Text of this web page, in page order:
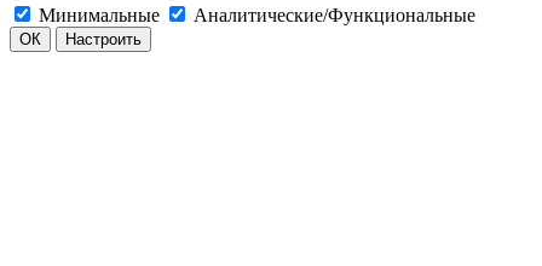
Минимальные Аналитические/Функциональные
ОК Настроить